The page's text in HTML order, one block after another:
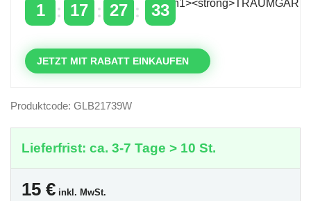
1 17 27 32
JETZT MIT RABATT EINKAUFEN
Produktcode: GLB21739W
Lieferfrist: ca. 3-7 Tage > 10 St.
15 € inkl. MwSt.